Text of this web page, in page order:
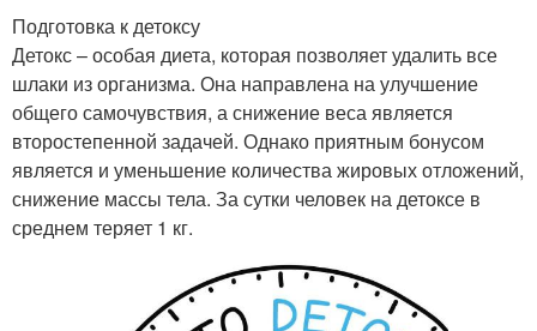
Подготовка к детоксу
Детокс – особая диета, которая позволяет удалить все
шлаки из организма. Она направлена на улучшение
общего самочувствия, а снижение веса является
второстепенной задачей. Однако приятным бонусом
является и уменьшение количества жировых отложений,
снижение массы тела. За сутки человек на детоксе в
среднем теряет 1 кг.